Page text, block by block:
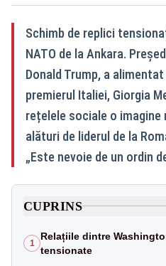
Schimb de replici
NATO de la Ankara.
Donald Trump, a
premierul Italiei, Giorgia
rețelele sociale o
alături de liderul de la
„Este nevoie de un ordin
CUPRINS
1
Relațiile dintre
tensionate